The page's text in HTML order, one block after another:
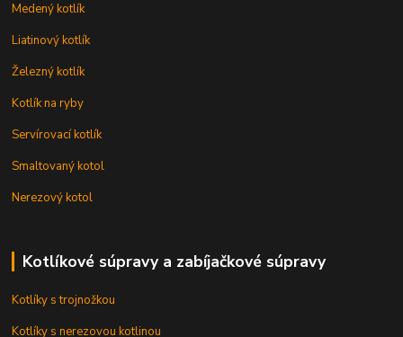
Medený kotlík
Liatinový kotlík
Železný kotlík
Kotlík na ryby
Servírovací kotlík
Smaltovaný kotol
Nerezový kotol
Kotlíkové súpravy a zabíjačkové súpravy
Kotlíky s trojnožkou
Kotlíky s nerezovou kotlinou